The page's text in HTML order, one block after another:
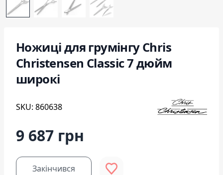
Ножиці для грумінгу Chris
Christensen Classic 7 дюйм
широкі
SKU: 860638
9 687 грн
Закінчився